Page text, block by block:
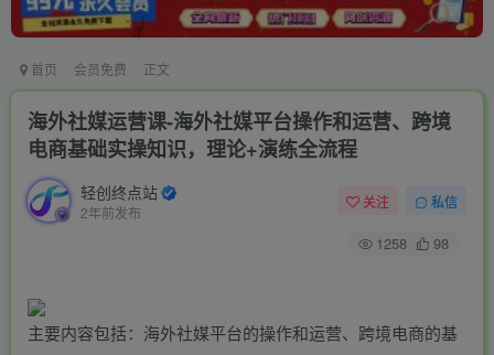
首页 会员免费 正文
海外社媒运营课-海外社媒平台操作和运营、跨境
电商基础实操知识，理论+演练全流程
轻创终点站
2年前发布
关注 私信
1258 98
主要内容包括：海外社媒平台的操作和运营、跨境电商的基